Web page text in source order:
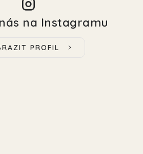
na Instagramu
PROFIL